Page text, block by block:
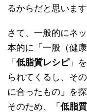
るからだと思います
さて、一般的にネ
本的に「一般（健
「低脂質レシピ」
られてくるし、そ
に合ったもの」を
そのため、「低脂